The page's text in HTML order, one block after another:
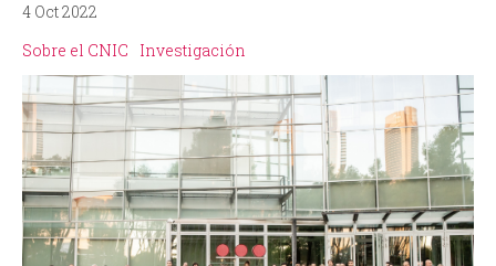
r
i
o
d
p
r
n
c
4 Oct 2022
Sobre el CNIC
Investigación